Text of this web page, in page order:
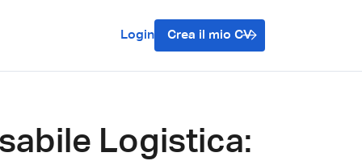
Login Crea il mio CV
Logistica: